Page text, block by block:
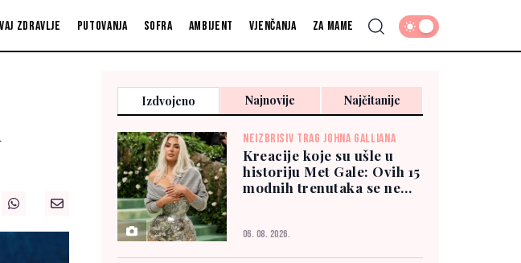
zdravlje Putovanja Sofra Ambijent Vjenčanja Za mame
Izdvojeno Najnovije Najčitanije
NEIZBRISIV TRAG JOHNA GALLIANA
Kreacije koje su ušle u
historiju Met Gale: Ovih 15
modnih trenutaka se ne
06. 08. 2026.